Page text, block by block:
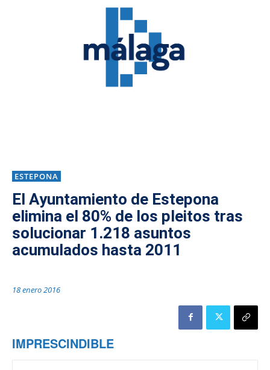
ESTEPONA
El Ayuntamiento de Estepona
elimina el 80% de los pleitos tras
solucionar 1.218 asuntos
acumulados hasta 2011
18 enero 2016
IMPRESCINDIBLE